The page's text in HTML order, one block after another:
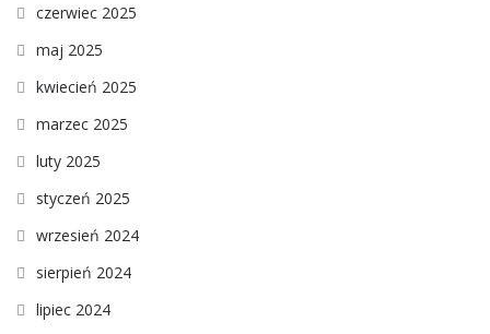
czerwiec 2025
maj 2025
kwiecień 2025
marzec 2025
luty 2025
styczeń 2025
wrzesień 2024
sierpień 2024
lipiec 2024